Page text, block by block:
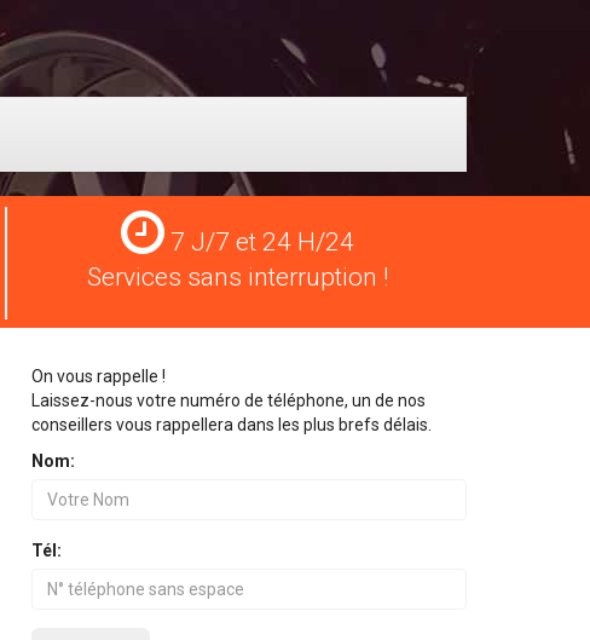
Services
24
H/24
7 J/7 et 24 H/24
Services sans interruption !
On vous rappelle !
Laissez-nous votre numéro de téléphone, un de nos
conseillers vous rappellera dans les plus brefs délais.
Nom:
Tél: